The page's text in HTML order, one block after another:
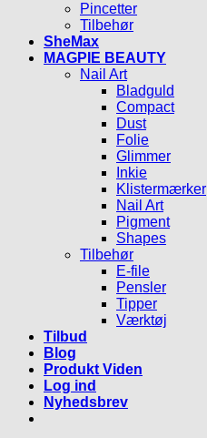
Pincetter
Tilbehør
SheMax
MAGPIE BEAUTY
Nail Art
Bladguld
Compact
Dust
Folie
Glimmer
Inkie
Klistermærker
Nail Art
Pigment
Shapes
Tilbehør
E-file
Pensler
Tipper
Værktøj
Tilbud
Blog
Produkt Viden
Log ind
Nyhedsbrev